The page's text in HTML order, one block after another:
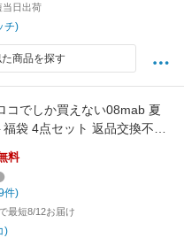
当日出荷
チ)
商品を探す
コでしか買えない08mab 夏
袋 4点セット 返品交換不可
ピース ブラウス ベスト パン
ィース 大きいサイズ
料
件)
最短8/12お届け
)